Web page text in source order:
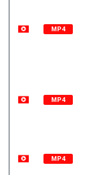
MP4
MP4
MP4